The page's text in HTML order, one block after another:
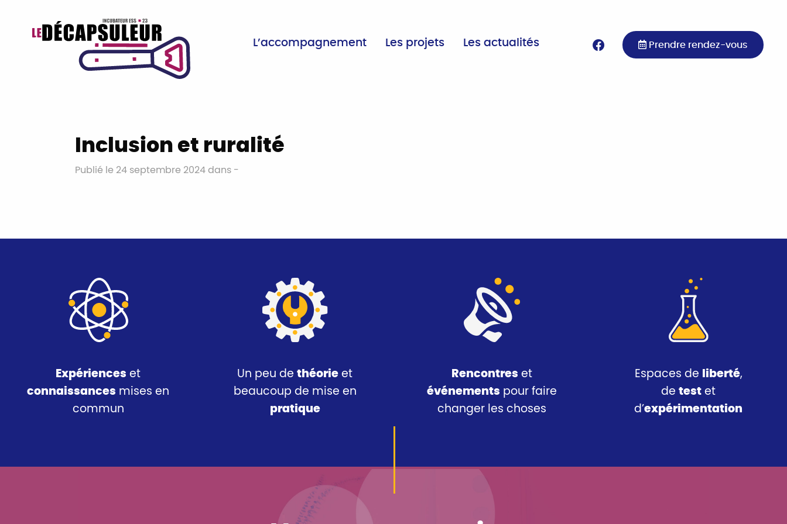
L’accompagnement Les projets Les actualités Prendre rendez-vous
Inclusion et ruralité
Publié le 24 septembre 2024 dans -
Expériences et
connaissances mises en
commun
Un peu dethéorie et
beaucoup de mise en
pratique
Rencontres et
événements pour faire
changer les choses
Espaces de liberté,
detest et
d’expérimentation